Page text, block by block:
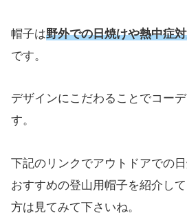
帽子は野外での日焼けや熱中症
です。
デザインにこだわることでコー
す。
下記のリンクでアウトドアでの
おすすめの登山用帽子を紹介し
方は見てみて下さいね。